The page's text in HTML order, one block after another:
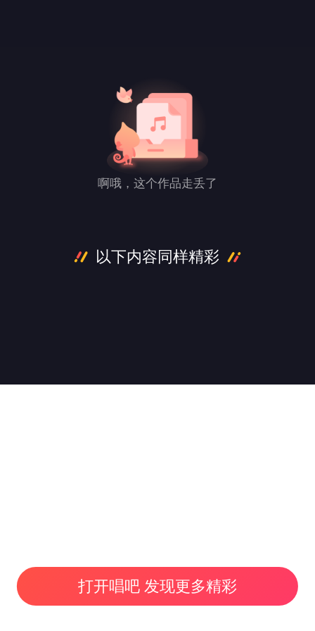
啊哦，这个作品走丢了
以下内容同样精彩
打开唱吧 发现更多精彩